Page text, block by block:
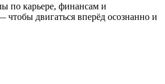
по карьере, финансам и
чтобы двигаться вперёд осознанно и